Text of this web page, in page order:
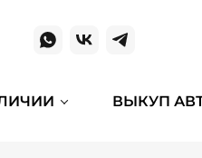
ВЫКУП